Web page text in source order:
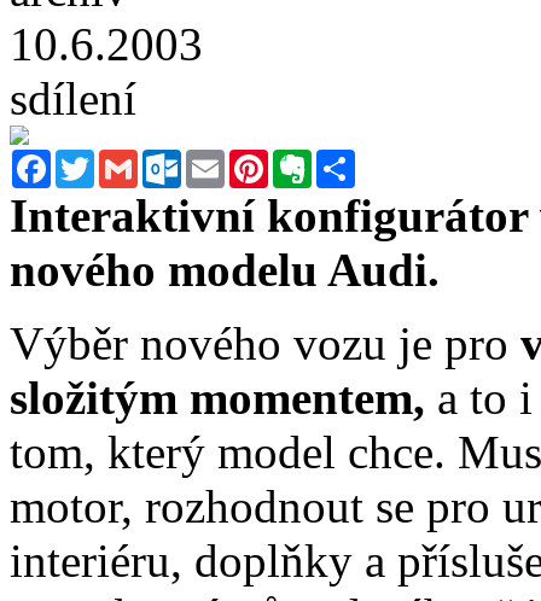
10.6.2003
sdílení
FacebookTwitterGmail Outlook.com
Email PinterestEvernote
Interaktivní konfigurátor
nového modelu Audi.
Výběr nového vozu je pro
složitým momentem, a to
tom, který model chce.
motor, rozhodnout se pro
interiéru, doplňky a